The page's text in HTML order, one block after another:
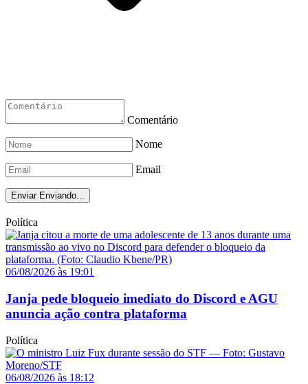
Comentário
Nome
Email
Enviar Enviando...
Política
06/08/2026 às 19:01
Janja pede bloqueio imediato do Discord e AGU
anuncia ação contra plataforma
Política
06/08/2026 às 18:12